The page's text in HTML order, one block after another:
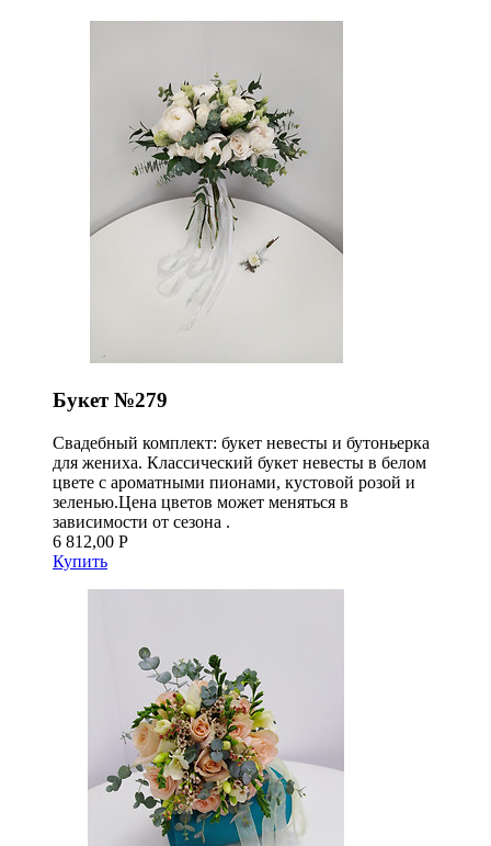
Букет №279
Свадебный комплект: букет невесты и бутоньерка
для жениха. Классический букет невесты в белом
цвете с ароматными пионами, кустовой розой и
зеленью.Цена цветов может меняться в
зависимости от сезона .
6 812,00 Р
Купить